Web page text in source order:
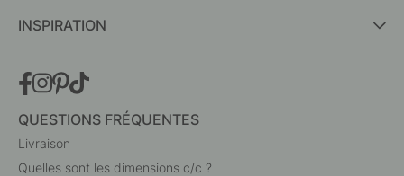
INSPIRATION
QUESTIONS FRÉQUENTES
Livraison
Quelles sont les dimensions c/c ?